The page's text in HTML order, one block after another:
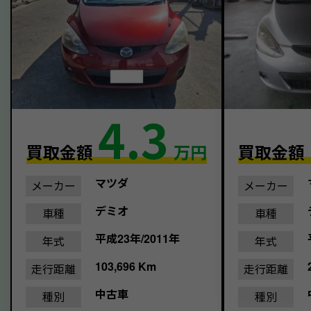
買取金額4.3 万円
メーカー
マツダ
車種
デミオ
年式
平成23年/2011年
走行距離
103,696 Km
種別
中古車
買取金額
メーカー
車種
年式
走行距離
種別